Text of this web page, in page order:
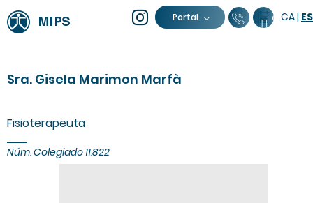
Portal 93 805 04
CA| ES
Sra. Gisela Marimon Marfà
Fisioterapeuta
Núm. Colegiado 11.822